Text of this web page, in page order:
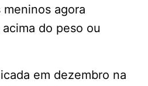
meninos agora
do peso ou
em dezembro na